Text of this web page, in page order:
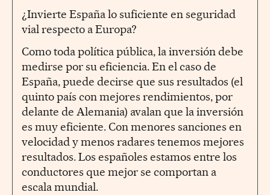
¿Invierte España lo suficiente en seguridad
vial respecto a Europa?
Como toda política pública, la inversión debe
medirse por su eficiencia. En el caso de
España, puede decirse que sus resultados (el
quinto país con mejores rendimientos, por
delante de Alemania) avalan que la inversión
es muy eficiente. Con menores sanciones en
velocidad y menos radares tenemos mejores
resultados. Los españoles estamos entre los
conductores que mejor se comportan a
escala mundial.